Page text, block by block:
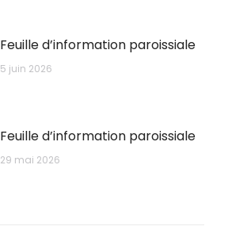
Feuille d’information paroissiale
5 juin 2026
Feuille d’information paroissiale
29 mai 2026